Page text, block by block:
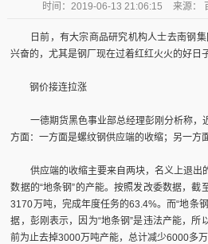
时间：2019-06-13 21:06:15 来源：
日前，有大宗商品研究机构人士去南钢集
兴奋的，尤其是钢厂现在过着红红火火的好日
钢价接连拉涨
一德期货黑色事业部总经理彭刚分析称，
方面：一方面是螺纹钢供应端的收缩；另一方
供应端的收缩主要来自两块，名义上退出
数据的“地条钢”的产能。按照发改委数据，截
3170万吨，完成年度任务的63.4%。而“地条
据，彭刚表示，因为“地条钢”是违法产能，所
前为止去掉3000万吨产能，总计减少6000多万